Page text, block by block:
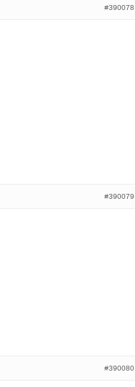
#390078
#390079
#390080